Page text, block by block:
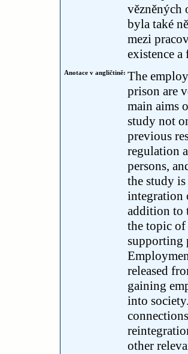
vězněných
byla také
mezi
existence
Anotace v angličtině: The
prison are
main aims
study not
previous
regulation
persons,
the study
integration
addition to
the topic
supporting
released
gaining
into
other